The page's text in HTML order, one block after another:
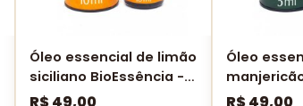
Óleo essencial de limão
siciliano BioEssência -
10 ml
Óleo
- 5 ml